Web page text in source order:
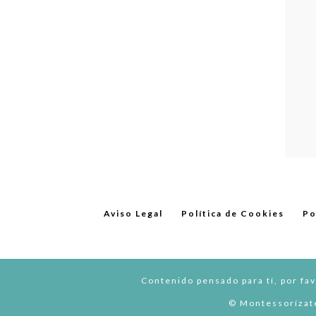
Aviso Legal Política de Cookies
Contenido pensado para tí, por
©